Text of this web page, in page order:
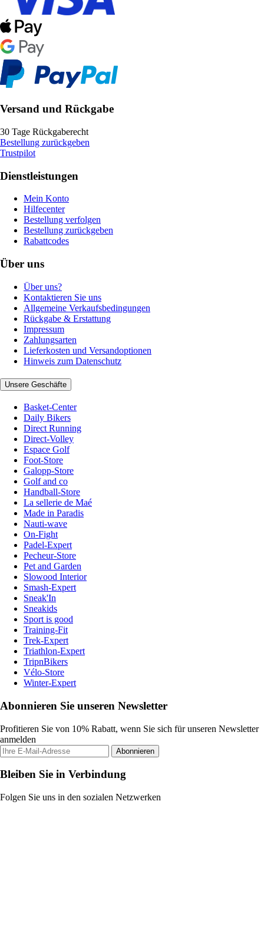
Versand und Rückgabe
30 Tage Rückgaberecht
Bestellung zurückgeben
Trustpilot
Dienstleistungen
Mein Konto
Hilfecenter
Bestellung verfolgen
Bestellung zurückgeben
Rabattcodes
Über uns
Über uns?
Kontaktieren Sie uns
Allgemeine Verkaufsbedingungen
Rückgabe & Erstattung
Impressum
Zahlungsarten
Lieferkosten und Versandoptionen
Hinweis zum Datenschutz
Unsere Geschäfte
Basket-Center
Daily Bikers
Direct Running
Direct-Volley
Espace Golf
Foot-Store
Galopp-Store
Golf and co
Handball-Store
La sellerie de Maé
Made in Paradis
Nauti-wave
On-Fight
Padel-Expert
Pecheur-Store
Pet and Garden
Slowood Interior
Smash-Expert
Sneak'In
Sneakids
Sport is good
Training-Fit
Trek-Expert
Triathlon-Expert
TripnBikers
Vélo-Store
Winter-Expert
Abonnieren Sie unseren Newsletter
Profitieren Sie von 10% Rabatt, wenn Sie sich für unseren Newsletter
anmelden
Abonnieren
Bleiben Sie in Verbindung
Folgen Sie uns in den sozialen Netzwerken